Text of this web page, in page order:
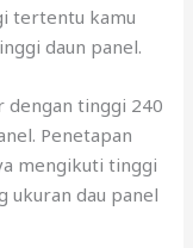
tertentu kamu
daun panel.
dengan tinggi 240
Penetapan
mengikuti tinggi
ukuran dau panel